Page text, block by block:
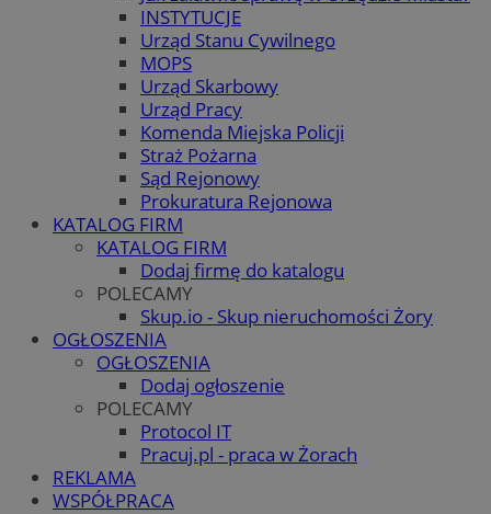
INSTYTUCJE
Urząd Stanu Cywilnego
MOPS
Urząd Skarbowy
Urząd Pracy
Komenda Miejska Policji
Straż Pożarna
Sąd Rejonowy
Prokuratura Rejonowa
KATALOG FIRM
KATALOG FIRM
Dodaj firmę do katalogu
POLECAMY
Skup.io - Skup nieruchomości Żory
OGŁOSZENIA
OGŁOSZENIA
Dodaj ogłoszenie
POLECAMY
Protocol IT
Pracuj.pl - praca w Żorach
REKLAMA
WSPÓŁPRACA